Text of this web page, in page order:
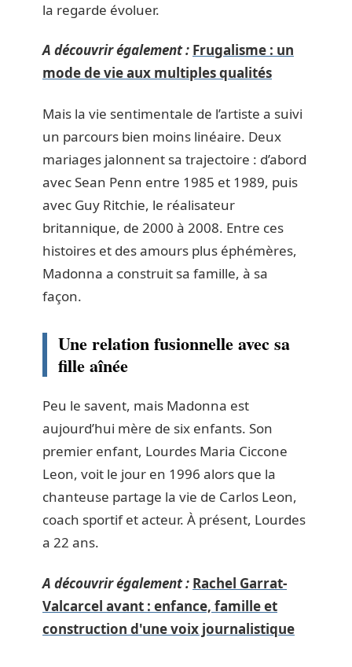
la regarde évoluer.
A découvrir également : Frugalisme : un
mode de vie aux multiples qualités
Mais la vie sentimentale de l’artiste a suivi
un parcours bien moins linéaire. Deux
mariages jalonnent sa trajectoire : d’abord
avec Sean Penn entre 1985 et 1989, puis
avec Guy Ritchie, le réalisateur
britannique, de 2000 à 2008. Entre ces
histoires et des amours plus éphémères,
Madonna a construit sa famille, à sa
façon.
Une relation fusionnelle avec sa
fille aînée
Peu le savent, mais Madonna est
aujourd’hui mère de six enfants. Son
premier enfant, Lourdes Maria Ciccone
Leon, voit le jour en 1996 alors que la
chanteuse partage la vie de Carlos Leon,
coach sportif et acteur. À présent, Lourdes
a 22 ans.
A découvrir également : Rachel Garrat-
Valcarcel avant : enfance, famille et
construction d'une voix journalistique